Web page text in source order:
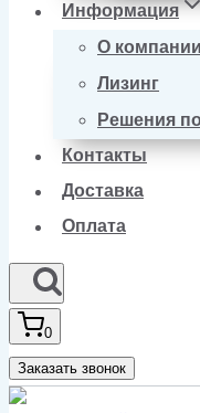
Информация
О компании
Лизинг
Решения
Контакты
Доставка
Оплата
0
Заказать звонок